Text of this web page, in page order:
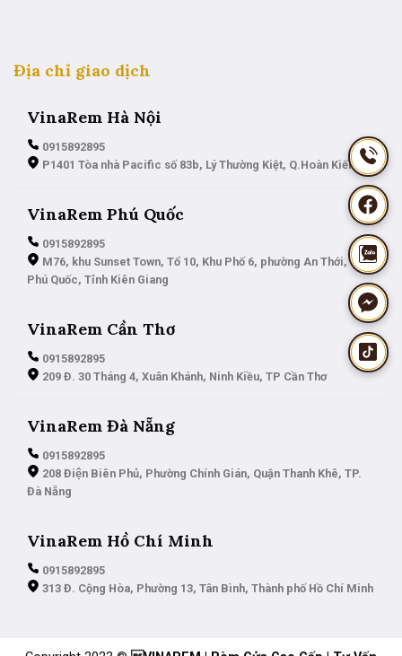
Địa chỉ giao dịch
VinaRem Hà Nội
0915892895
P1401 Tòa nhà Pacific số 83b, Lý Thường Kiệt, Q.Hoàn Kiếm
VinaRem Phú Quốc
0915892895
M76, khu Sunset Town, Tổ 10, Khu Phố 6, phường An Thới, TP.
Phú Quốc, Tỉnh Kiên Giang
VinaRem Cần Thơ
0915892895
209 Đ. 30 Tháng 4, Xuân Khánh, Ninh Kiều, TP Cần Thơ
VinaRem Đà Nẵng
0915892895
208 Điện Biên Phủ, Phường Chính Gián, Quận Thanh Khê, TP.
Đà Nẵng
VinaRem Hồ Chí Minh
0915892895
313 Đ. Cộng Hòa, Phường 13, Tân Bình, Thành phố Hồ Chí Minh